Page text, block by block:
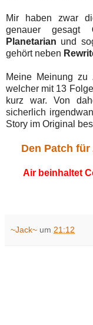
Mir haben zwar
genauer gesagt
Planetarian und
gehört neben
Meine Meinung zu
welcher mit 13
kurz war. Von
sicherlich
Story im Original
Den Patch
Air beinhaltet
~Jack~ um 21:12